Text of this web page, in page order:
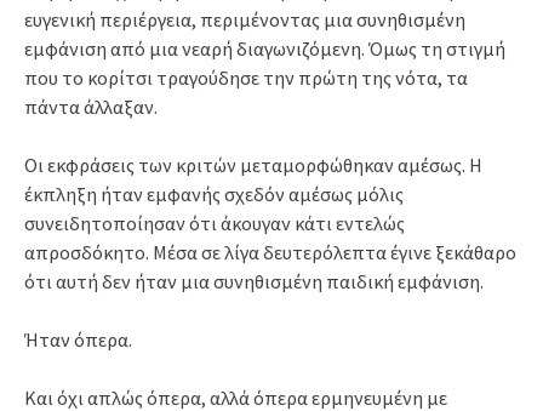
ευγενική περιέργεια, περιμένοντας μια συνηθισμένη
εμφάνιση από μια νεαρή διαγωνιζόμενη. Όμως τη στιγμή
που το κορίτσι τραγούδησε την πρώτη της νότα, τα
πάντα άλλαξαν.
Οι εκφράσεις των κριτών μεταμορφώθηκαν αμέσως. Η
έκπληξη ήταν εμφανής σχεδόν αμέσως μόλις
συνειδητοποίησαν ότι άκουγαν κάτι εντελώς
απροσδόκητο. Μέσα σε λίγα δευτερόλεπτα έγινε ξεκάθαρο
ότι αυτή δεν ήταν μια συνηθισμένη παιδική εμφάνιση.
Ήταν όπερα.
Και όχι απλώς όπερα, αλλά όπερα ερμηνευμένη με